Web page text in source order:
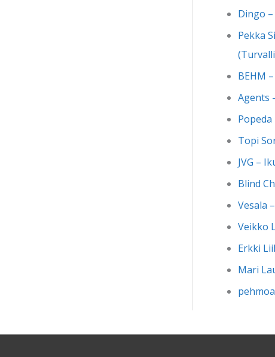
Dingo
Pekka
BEHM
Agents
Popeda
Topi
JVG –
Blind
Vesala
Veikko
Erkki
Mari